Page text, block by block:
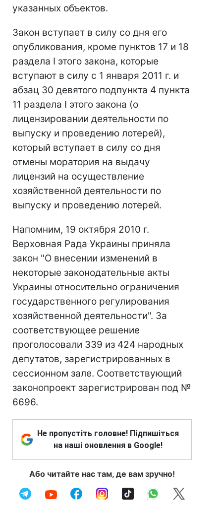
указанных объектов.
Закон вступает в силу со дня его
опубликования, кроме пунктов 17 и 18
раздела I этого закона, которые
вступают в силу с 1 января 2011 г. и
абзац 30 девятого подпункта 4 пункта
11 раздела I этого закона (о
лицензировании деятельности по
выпуску и проведению лотерей),
который вступает в силу со дня
отмены моратория на выдачу
лицензий на осуществление
хозяйственной деятельности по
выпуску и проведению лотерей.
Напомним, 19 октября 2010 г.
Верховная Рада Украины приняла
закон "О внесении изменений в
некоторые законодательные акты
Украины относительно ограничения
государственного регулирования
хозяйственной деятельности". За
соответствующее решение
проголосовали 339 из 424 народных
депутатов, зарегистрированных в
сессионном зале. Соответствующий
законопроект зарегистрирован под №
6696.
Не пропустіть головне! Підпишіться
на наші оновлення в Google!
Або читайте нас там, де вам зручно!